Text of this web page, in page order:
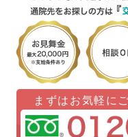
まずはお気軽に